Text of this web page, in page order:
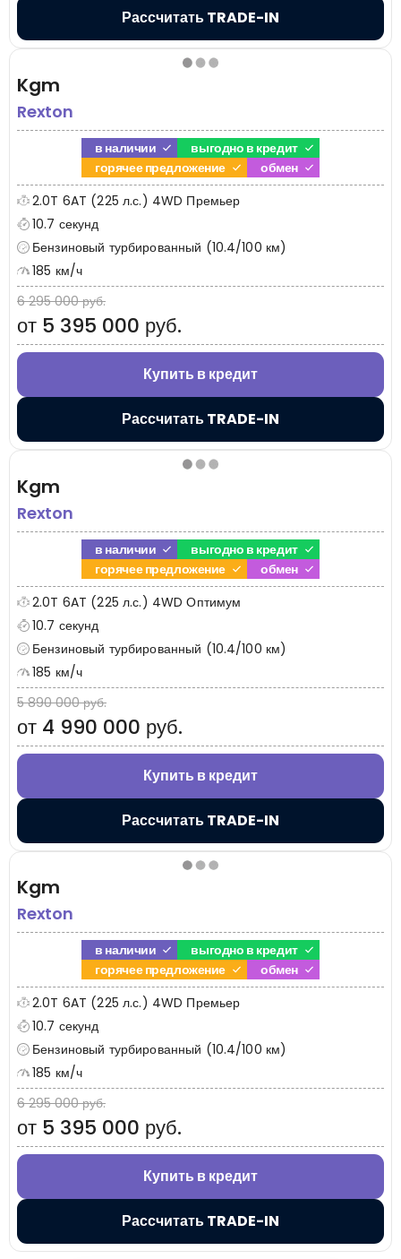
Рассчитать TRADE-IN
Kgm
Rexton
в наличии
выгодно в кредит
горячее предложение
обмен
2.0T 6AT (225 л.с.) 4WD Премьер
10.7 секунд
Бензиновый турбированный (10.4/100 км)
185 км/ч
6 295 000 руб.
от 5 395 000 руб.
Купить в кредит
Рассчитать TRADE-IN
Kgm
Rexton
в наличии
выгодно в кредит
горячее предложение
обмен
2.0T 6AT (225 л.с.) 4WD Оптимум
10.7 секунд
Бензиновый турбированный (10.4/100 км)
185 км/ч
5 890 000 руб.
от 4 990 000 руб.
Купить в кредит
Рассчитать TRADE-IN
Kgm
Rexton
в наличии
выгодно в кредит
горячее предложение
обмен
2.0T 6AT (225 л.с.) 4WD Премьер
10.7 секунд
Бензиновый турбированный (10.4/100 км)
185 км/ч
6 295 000 руб.
от 5 395 000 руб.
Купить в кредит
Рассчитать TRADE-IN